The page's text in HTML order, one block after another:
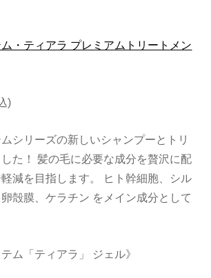
・ティアラ プレミアムトリートメン
)
シリーズの新しいシャンプーとトリ
た！ 髪の毛に必要な成分を贅沢に配
減を目指します。 ヒト幹細胞、シル
殻膜、ケラチン をメイン成分として
ム「ティアラ」 ジェル》